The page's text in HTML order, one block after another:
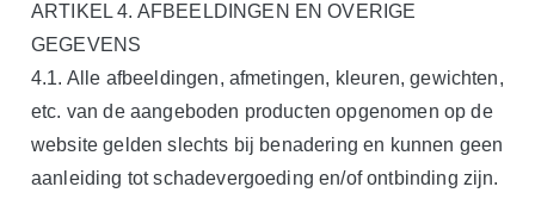
ARTIKEL 4. AFBEELDINGEN EN OVERIGE
GEGEVENS
4.1. Alle afbeeldingen, afmetingen, kleuren, gewichten,
etc. van de aangeboden producten opgenomen op de
website gelden slechts bij benadering en kunnen geen
aanleiding tot schadevergoeding en/of ontbinding zijn.